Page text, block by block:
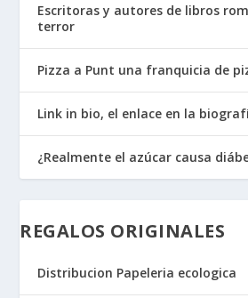
Escritoras y autores de libros
terror
Pizza a Punt una franquicia de
Link in bio, el enlace en la
¿Realmente el azúcar causa
REGALOS ORIGINALES
Distribucion Papeleria ecologica